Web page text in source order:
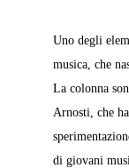
Uno degli
musica, che
La colonna
Arnosti, che
di giovani